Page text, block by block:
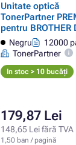
Unitate optică
TonerPartner
pentru BROTHER
B023 (DRB023),
(negru)
Negru
12000
TonerPartner
In stoc > 10 bucăți
179,87 Lei
148,65 Lei fără TVA
1,50 ban / pagină